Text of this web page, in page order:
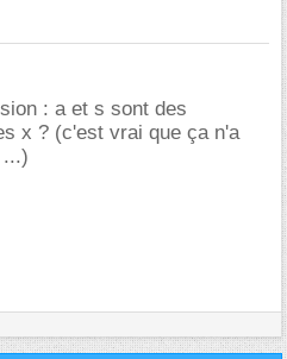
: a et s sont des
x ? (c'est vrai que ça n'a
...)